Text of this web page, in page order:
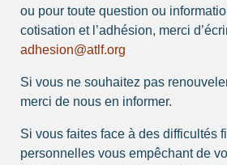
ou pour toute question ou
cotisation et l’adhésion, merci
adhesion@atlf.org
Si vous ne souhaitez pas
merci de nous en informer.
Si vous faites face à des difficultés
personnelles vous empêchant de